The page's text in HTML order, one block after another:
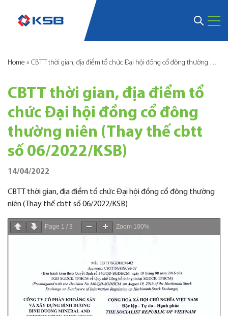
Home » CBTT thời gian, địa điểm tổ chức Đại hội đồng cổ đông thường niên (Thay thế cbtt số 06/2022/KSB)
CBTT thời gian, địa điểm tổ
chức Đại hội đồng cổ đông
thường niên (Thay thế cbtt
số 06/2022/KSB)
14/04/2022
CBTT thời gian, địa điểm tổ chức Đại hội đồng cổ đông thường
niên (Thay thế cbtt số 06/2022/KSB)
Page 1 / 3 Zoom 100%